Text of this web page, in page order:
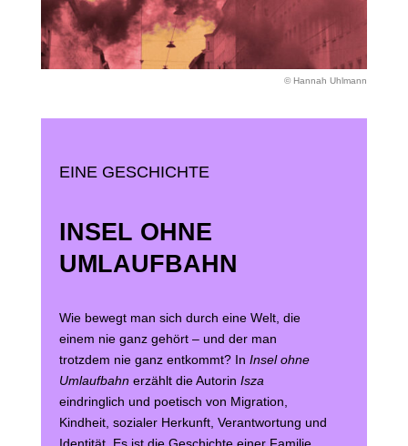
© Hannah Uhlmann
EINE GESCHICHTE
INSEL OHNE
UMLAUFBAHN
Wie bewegt man sich durch eine Welt, die
einem nie ganz gehört – und der man
trotzdem nie ganz entkommt? In Insel ohne
Umlaufbahnerzählt die Autorin Isza
eindringlich und poetisch von Migration,
Kindheit, sozialer Herkunft, Verantwortung und